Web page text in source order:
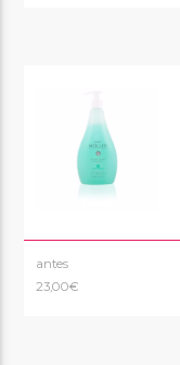
antes
23,00€